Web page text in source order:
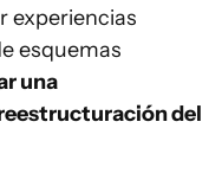
experiencias
esquemas
una
del